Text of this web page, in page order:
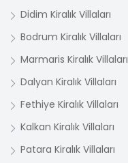
Didim Kiralık Villaları
Bodrum Kiralık Villaları
Marmaris Kiralık Villaları
Dalyan Kiralık Villaları
Fethiye Kiralık Villaları
Kalkan Kiralık Villaları
Patara Kiralık Villaları